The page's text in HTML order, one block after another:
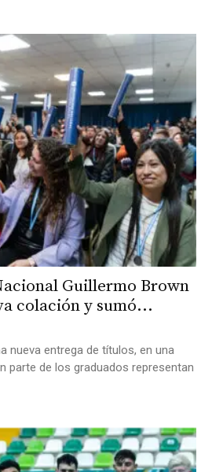
Guillermo Brown
colación y sumó...
nueva entrega de títulos, en una
parte de los graduados representan